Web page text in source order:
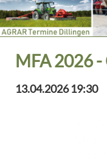
MFA 2026
13.04.2026 19:30